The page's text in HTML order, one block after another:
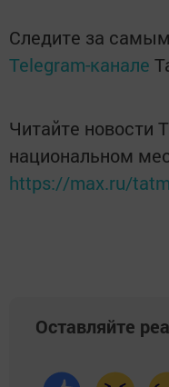
Следите за
Telegram-канале
Читайте новости
национальном
https://max.ru/
Оставляйте